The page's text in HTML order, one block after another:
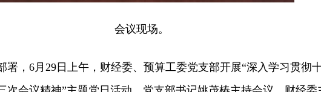
会议现场。
，6月29日上午，财经委、预算工委党支部开展“深入学习贯彻